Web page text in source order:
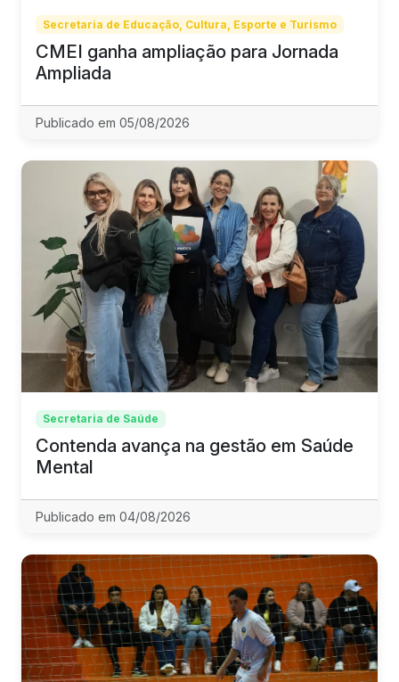
Secretaria de Educação, Cultura, Esporte e Turismo
CMEI ganha ampliação para Jornada
Ampliada
Publicado em 05/08/2026
Secretaria de Saúde
Contenda avança na gestão em Saúde
Mental
Publicado em 04/08/2026